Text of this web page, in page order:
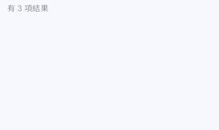
有 3 項結果